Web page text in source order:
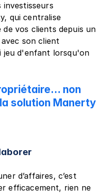
investisseurs
qui centralise
vos clients depuis un
son client
jeu d'enfant lorsqu'on
non
solution Manerty
d’affaires, c’est
efficacement, rien ne